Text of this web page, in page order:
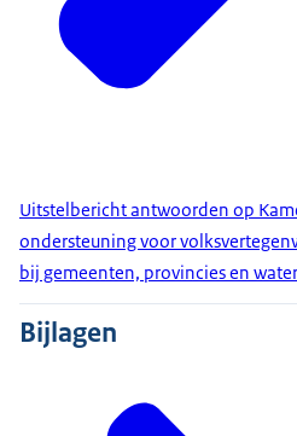
Uitstelbericht antwoorden op
ondersteuning voor
bij gemeenten, provincies en
Bijlagen